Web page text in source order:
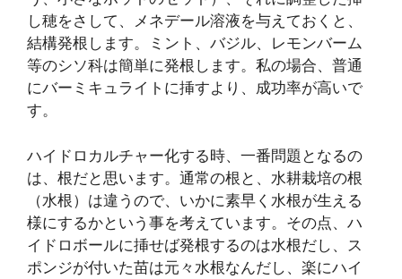
し穂をさして、メネデール溶液を与えておくと、
結構発根します。ミント、バジル、レモンバーム
等のシソ科は簡単に発根します。私の場合、普通
にバーミキュライトに挿すより、成功率が高いで
す。
ハイドロカルチャー化する時、一番問題となるの
は、根だと思います。通常の根と、水耕栽培の根
（水根）は違うので、いかに素早く水根が生える
様にするかという事を考えています。その点、ハ
イドロボールに挿せば発根するのは水根だし、ス
ポンジが付いた苗は元々水根なんだし、楽にハイ